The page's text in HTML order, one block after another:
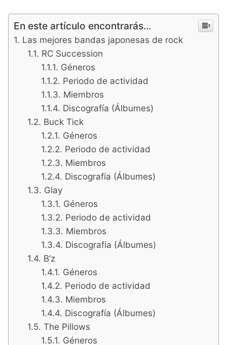
En este artículo encontrarás...
Las mejores bandas japonesas de rock
RC Succession
Géneros
Periodo de actividad
Miembros
Discografía (Álbumes)
Buck Tick
Géneros
Periodo de actividad
Miembros
Discografía (Álbumes)
Glay
Géneros
Periodo de actividad
Miembros
Discografía (Álbumes)
B’z
Géneros
Periodo de actividad
Miembros
Discografía (Álbumes)
The Pillows
Géneros